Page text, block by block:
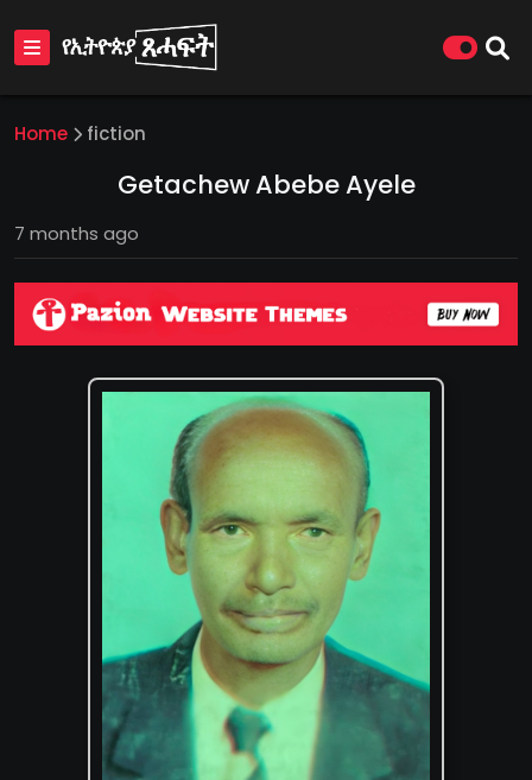
Home fiction
Getachew Abebe Ayele
7 months ago